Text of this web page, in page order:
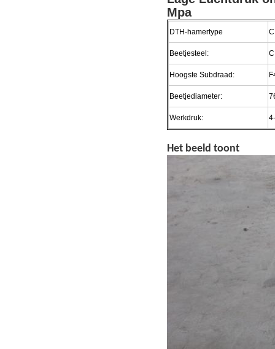
Mpa
DTH-hamertype
Beetjesteel:
Hoogste Subdraad:
Beetjediameter:
Werkdruk:
Het beeld toont